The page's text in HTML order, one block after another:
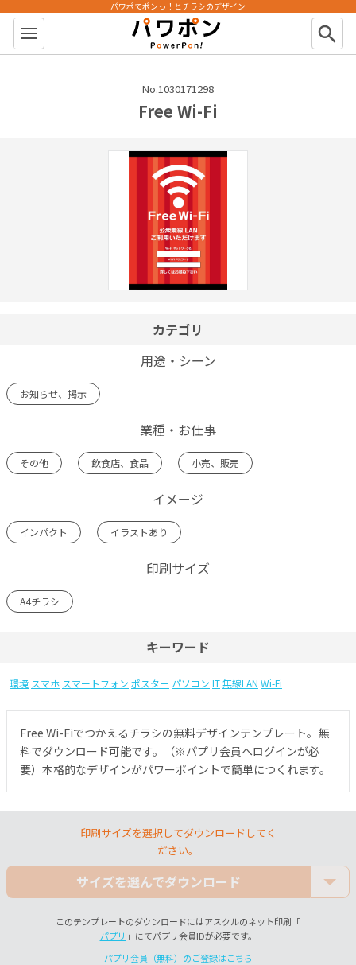
パワポン
パワポでポンっ！とチラシのデザイン
search
No.1030171298
Free Wi-Fi
カテゴリ
用途・シーン
お知らせ、掲示
業種・お仕事
その他 飲食店、食品 小売、販売
イメージ
インパクト イラストあり
印刷サイズ
A4チラシ
キーワード
環境 スマホ スマートフォン ポスター パソコン IT無線LAN Wi-Fi
Free Wi-Fiでつかえるチラシの無料デザインテンプレート。無
料でダウンロード可能です。（※パプリ会員へログインが必
要）本格的なデザインがパワーポイントで簡単につくれます。
印刷サイズを選択してダウンロードしてく
ださい。
サイズを選んでダウンロード
このテンプレートのダウンロードにはアスクルのネット印刷「
パプリ 」にてパプリ会員IDが必要です。
パプリ会員（無料）のご登録はこちら